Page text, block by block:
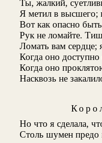
Ты, жалкий,
Я метил в высшего;
Вот как опасно
Рук не ломайте.
Ломать вам сердце;
Когда оно
Когда оно
Насквозь не
Но что я сделала,
Столь шумен предо